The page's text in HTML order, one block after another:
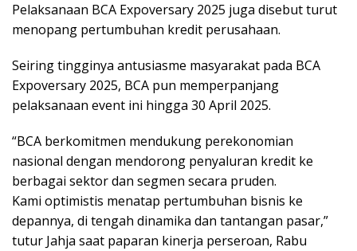
Pelaksanaan BCA Expoversary 2025 juga disebut turut
menopang pertumbuhan kredit perusahaan.
Seiring tingginya antusiasme masyarakat pada BCA
Expoversary 2025, BCA pun memperpanjang
pelaksanaan event ini hingga 30 April 2025.
“BCA berkomitmen mendukung perekonomian
nasional dengan mendorong penyaluran kredit ke
berbagai sektor dan segmen secara pruden.
Kami optimistis menatap pertumbuhan bisnis ke
depannya, di tengah dinamika dan tantangan pasar,”
tutur Jahja saat paparan kinerja perseroan, Rabu